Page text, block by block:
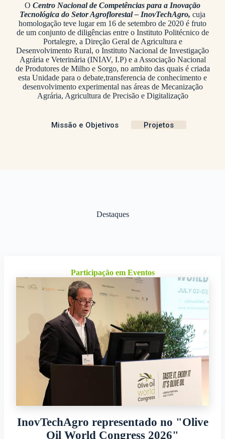
O Centro Nacional de Competências para a Inovação
Tecnológica do Setor Agroflorestal – InovTechAgro, cuja
homologação teve lugar em 16 de setembro de 2020 é fruto
de um conjunto de diligências entre o Instituto Politécnico de
Portalegre, a Direção Geral de Agricultura e
Desenvolvimento Rural, o Instituto Nacional de Investigação
Agrária e Veterinária (INIAV, I.P) e a Associação Nacional
de Produtores de Milho e Sorgo, no ambito das quais é criada
esta Unidade para o debate,transferencia de conhecimento e
desenvolvimento experimental nas áreas de Mecanização
Agrária, Agricultura de Precisão e Digitalização
Missão e Objetivos Projetos
Destaques
Participação em Eventos
InovTechAgro representado no "Olive
Oil World Congress 2026"